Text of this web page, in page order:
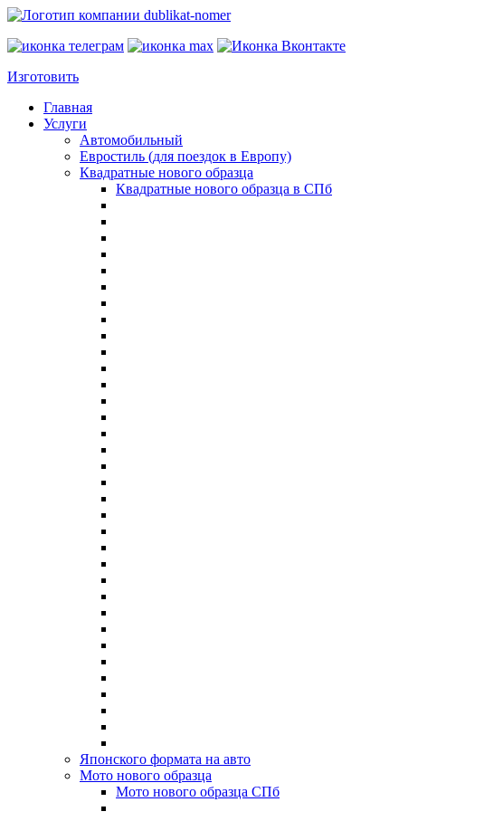
Изготовить
Главная
Услуги
Автомобильный
Евростиль (для поездок в Европу)
Квадратные нового образца
Квадратные нового образца в СПб
Японского формата на авто
Мото нового образца
Мото нового образца СПб